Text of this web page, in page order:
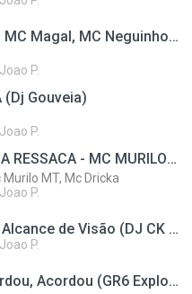
Set DJ Guil Beats - MC Magal, MC Neguinho do Kaxeta, Janjão do K, MC Hariel e MC PP DA VS
Joao P.
(Dj Gouveia)
Joao P.
SEGUNDA-FEIRA DA RESSACA - MC MURILO MT E MC DRICKA - TOC TOC (DJ SATI MARCONEX E DJ GOUVEIA)
MT, Mc Dricka
Joao P.
MC Leozinho ZS - Alcance de Visão (DJ CK e DJ Russo)
Joao P.
MC IG - Quem Acordou, Acordou (GR6 Explode) DJ Oreia